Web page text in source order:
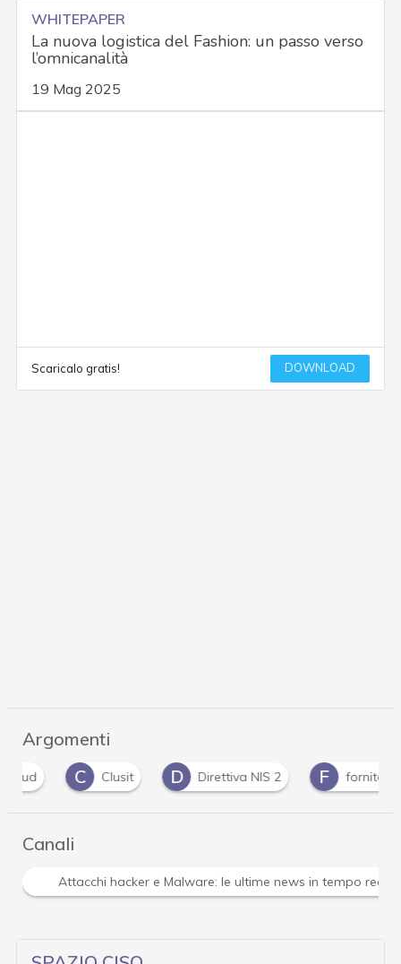
WHITEPAPER
La nuova logistica del Fashion: un passo verso
l’omnicanalità
19 Mag 2025
Scaricalo gratis! DOWNLOAD
Argomenti
C
Clusit D Direttiva NIS 2 F fornitori
Canali
Attacchi hacker e Malware: le ultime news in tempo